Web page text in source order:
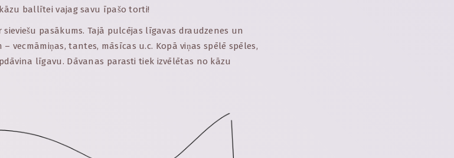
ballītei vajag savu īpašo torti!
pasākums. Tajā pulcējas līgavas draudzenes un
vecmāmiņas, tantes, māsīcas u.c. Kopā viņas spēlē spēles,
līgavu. Dāvanas parasti tiek izvēlētas no kāzu